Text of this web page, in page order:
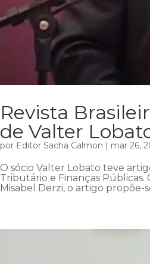
Revista
de Valter
por Editor Sacha Calmon | mar 26,
O sócio Valter Lobato teve
Tributário e Finanças
Misabel Derzi, o artigo propõe-